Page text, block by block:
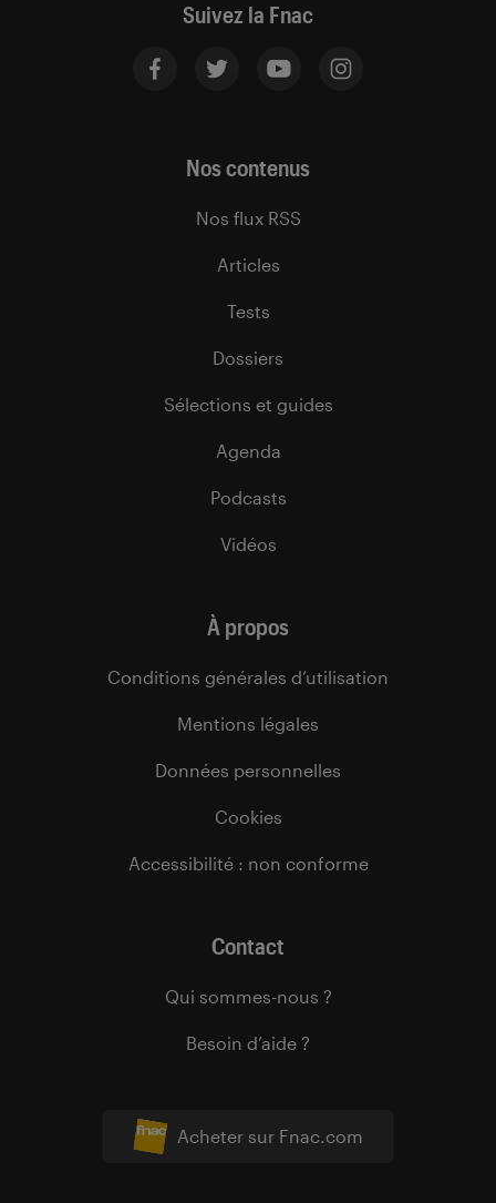
Suivez la Fnac
Acheter sur Fnac.com
Nos contenus
Nos flux RSS
Articles
Tests
Dossiers
Sélections et guides
Agenda
Podcasts
Vidéos
À propos
Conditions générales d’utilisation
Mentions légales
Données personnelles
Cookies
Accessibilité : non conforme
Contact
Qui sommes-nous ?
Besoin d’aide ?